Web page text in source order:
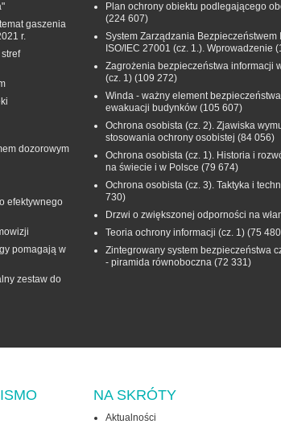
gaszenia
r.
dozorowym
efektywnego
pomagają w
zestaw do
Plan ochrony obiektu podlegającego
(224 607)
System Zarządzania Bezpieczeństwem
ISO/IEC 27001 (cz. 1.). Wprowadzenie
Zagrożenia bezpieczeństwa informacji
(cz. 1) (109 272)
Winda - ważny element
ewakuacji budynków (105 607)
Ochrona osobista (cz. 2). Zjawiska
stosowania ochrony osobistej (84 056)
Ochrona osobista (cz. 1). Historia i
na świecie i w Polsce (79 674)
Ochrona osobista (cz. 3). Taktyka i
730)
Drzwi o zwiększonej odporności na
Teoria ochrony informacji (cz. 1) (75
Zintegrowany system bezpieczeństwa
- piramida równoboczna (72 331)
NA SKRÓTY
Aktualności